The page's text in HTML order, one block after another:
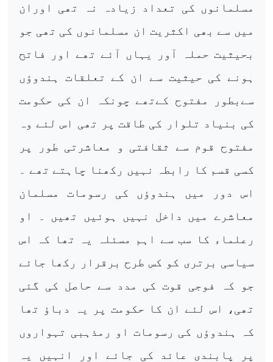
مسلمانوں کی تعداد زیادہ نہ تھی اوران
میں سے بھی اکثریت ان مسلمانوں کی تھی جو
بحیثیت حملہ آور یہاں آئے تھے اور فاتح
ہونے کی حیثیت سے ان کے تعلقات ہندوؤں
سےبطور مفتوح کےتھے چونکہ ان کی حکومت
کی بنیاد تلوار کی طاقت پر تھی اس لئے وہ
مفتوح قوم سے ثقافتی و معاشرتی طور پر
کسی قسم کا رابطہ نہیں رکھنا چاہتے تھے ۔
اس دور میں ہندوؤں کی رسومات مسلمان
معاشرے میں داخل نہیں ہوئیں تھیں ۔ او
رعلماء کا سب سے اہم مسئلہ یہ تھا کہ اس
سیاسی برتری کو کس طرح برقرار رکھا جائے
جو کہ فوجی قوت کی مدد سے حاصل کی گئی
تھی، اس لئے ان کا حکومت پر یہ دباؤ تھا
کہ ہندوؤں کی رسومات او رمذہبی تہواروں
پر پابندی عائد کی جائے اور انہیں یہ